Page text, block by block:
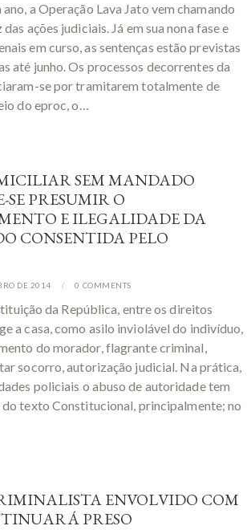
ano, a Operação Lava Jato vem chamando
ações judiciais. Já em sua nona fase e
em curso, as sentenças estão previstas
até junho. Os processos decorrentes da
se por tramitarem totalmente de
do eproc, o…
SEM MANDADO
PRESUMIR O
E ILEGALIDADE DA
CONSENTIDA PELO
DE 2014 0 COMMENTS
da República, entre os direitos
a casa, como asilo inviolável do indivíduo,
do morador, flagrante criminal,
socorro, autorização judicial. Na prática,
policiais o abuso de autoridade tem
texto Constitucional, principalmente; no
ENVOLVIDO COM
PRESO